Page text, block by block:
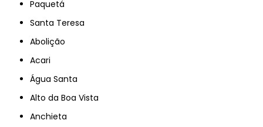
Paquetá
Santa Teresa
Abolição
Acari
Água Santa
Alto da Boa Vista
Anchieta